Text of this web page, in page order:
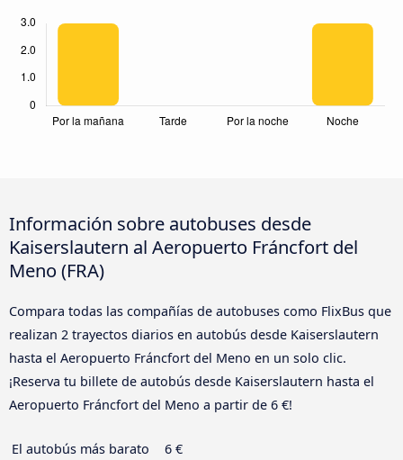
Información sobre autobuses desde
Kaiserslautern al Aeropuerto Fráncfort del
Meno (FRA)
Compara todas las compañías de autobuses como FlixBus que
realizan 2 trayectos diarios en autobús desde Kaiserslautern
hasta el Aeropuerto Fráncfort del Meno en un solo clic.
¡Reserva tu billete de autobús desde Kaiserslautern hasta el
Aeropuerto Fráncfort del Meno a partir de 6 €!
El autobús más barato 6 €